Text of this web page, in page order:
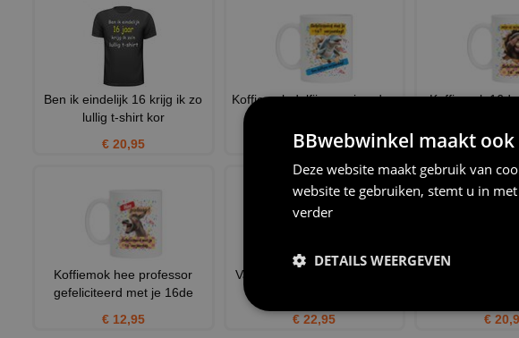
Ben ik eindelijk 16 krijg ik zo
lullig t-shirt kor
€ 20,95
Koffiemok dolfijne verjaardag
€ 12,95
Koffiemok
€
Koffiemok hee professor
gefeliciteerd met je 16de
€ 12,95
Vandaag ben ik 16 jaar! dus
€ 22,95
ben ik eindelijk
€
BBwebwinkel maakt
Deze website maakt gebruik van
website te gebruiken, stemt u in
verder
DETAILS WEERGEVEN